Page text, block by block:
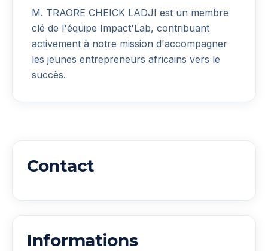
M. TRAORE CHEICK LADJI est un membre
clé de l'équipe Impact'Lab, contribuant
activement à notre mission d'accompagner
les jeunes entrepreneurs africains vers le
succès.
Contact
Informations